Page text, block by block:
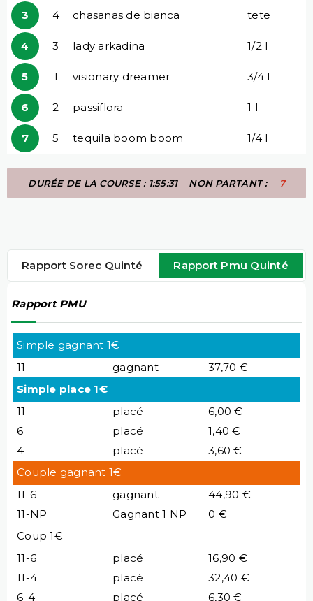
3 4 chasanas de bianca tete
4 3 lady arkadina 1/2 l
5 1 visionary dreamer 3/4 l
6 2 passiflora 1 l
7 5 tequila boom boom 1/4 l
DURÉE DE LA COURSE : 1:55:31 NON PARTANT : 7
Rapport Sorec Quinté Rapport Pmu Quinté
Rapport PMU
Simple gagnant 1€
11
gagnant
37,70 €
Simple place 1€
11
placé
6,00 €
6
placé
1,40 €
4
placé
3,60 €
Couple gagnant 1€
11-6
gagnant
44,90 €
11-NP
Gagnant 1 NP
0 €
Coup 1€
11-6
placé
16,90 €
11-4
placé
32,40 €
6-4
placé 6,30 €